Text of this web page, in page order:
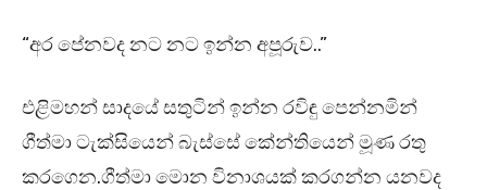
“අර පේනවද නට නට ඉන්න අපූරුව..”
එළිමහන් සාදයේ සතුටින් ඉන්න රවිඳු පෙන්නමින්
ගීත්මා ටැක්සියෙන් බැස්සේ කේන්තියෙන් මූණ රතු
කරගෙන.ගීත්මා මොන විනාශයක් කරගන්න යනවද